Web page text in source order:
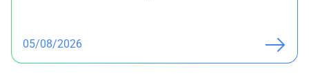
05/08/2026